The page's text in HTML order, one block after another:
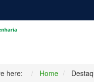
here: Home